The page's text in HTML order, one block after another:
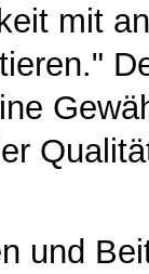
mit
und